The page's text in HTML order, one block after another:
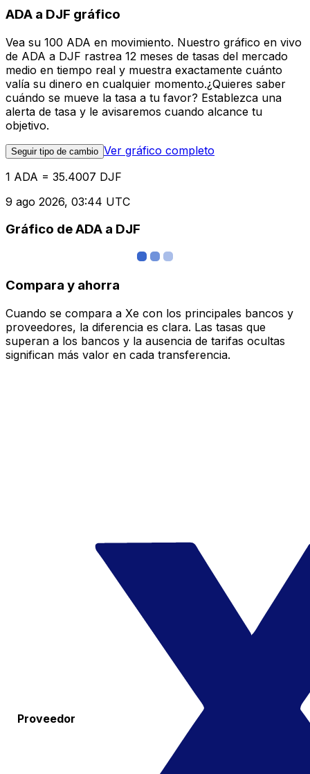
ADA a DJF gráfico
Vea su 100 ADA en movimiento. Nuestro gráfico en vivo
de ADA a DJF rastrea 12 meses de tasas del mercado
medio en tiempo real y muestra exactamente cuánto
valía su dinero en cualquier momento.¿Quieres saber
cuándo se mueve la tasa a tu favor? Establezca una
alerta de tasa y le avisaremos cuando alcance tu
objetivo.
Seguir tipo de cambio Ver gráfico completo
1 ADA = 35.4007 DJF
9 ago 2026, 03:44 UTC
Gráfico de ADA a DJF
Compara y ahorra
Cuando se compara a Xe con los principales bancos y
proveedores, la diferencia es clara. Las tasas que
superan a los bancos y la ausencia de tarifas ocultas
significan más valor en cada transferencia.
Proveedor